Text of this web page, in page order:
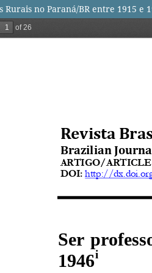
Rurais no Paraná/BR entre 1915 e